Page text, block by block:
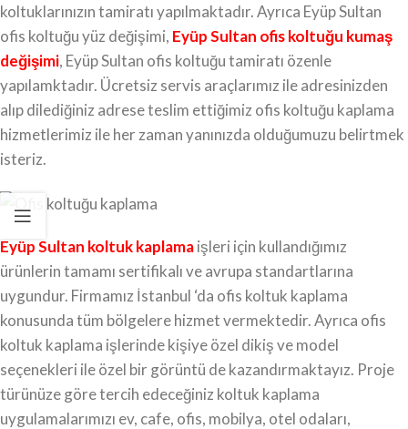
koltuklarınızın tamiratı yapılmaktadır. Ayrıca Eyüp Sultan
ofis koltuğu yüz değişimi, Eyüp Sultan ofis koltuğu kumaş
değişimi, Eyüp Sultan ofis koltuğu tamiratı özenle
yapılamktadır. Ücretsiz servis araçlarımız ile adresinizden
alıp dilediğiniz adrese teslim ettiğimiz ofis koltuğu kaplama
hizmetlerimiz ile her zaman yanınızda olduğumuzu belirtmek
isteriz.
Eyüp Sultan koltuk kaplamaişleri için kullandığımız
ürünlerin tamamı sertifikalı ve avrupa standartlarına
uygundur. Firmamız İstanbul ‘da ofis koltuk kaplama
konusunda tüm bölgelere hizmet vermektedir. Ayrıca ofis
koltuk kaplama işlerinde kişiye özel dikiş ve model
seçenekleri ile özel bir görüntü de kazandırmaktayız. Proje
türünüze göre tercih edeceğiniz koltuk kaplama
uygulamalarımızı ev, cafe, ofis, mobilya, otel odaları,